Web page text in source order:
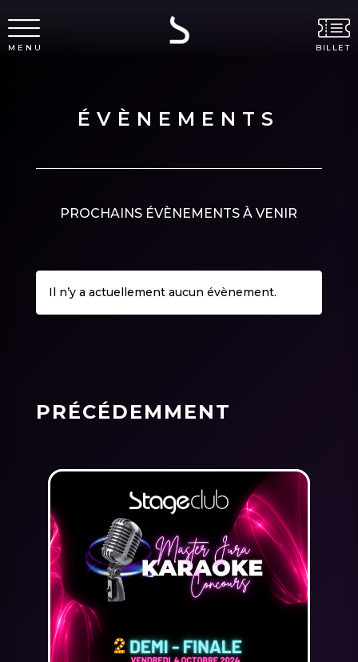
MENU BILLET
ÉVÈNEMENTS
PROCHAINS ÉVÈNEMENTS À VENIR
Il n’y a actuellement aucun évènement.
PRÉCÉDEMMENT